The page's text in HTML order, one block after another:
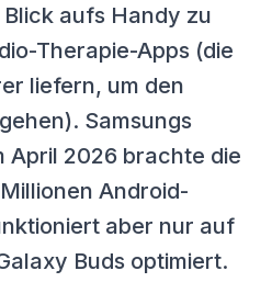
aufs Handy zu
Therapie-Apps (die
liefern, um den
Samsungs
April 2026 brachte die
Android-
aber nur auf
Buds optimiert.